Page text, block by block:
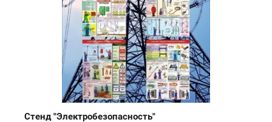
Стенд "Электробезопасность"